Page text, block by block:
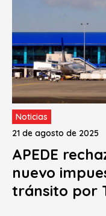
Noticias
21 de agosto de 2025
APEDE
nuevo
tránsito por